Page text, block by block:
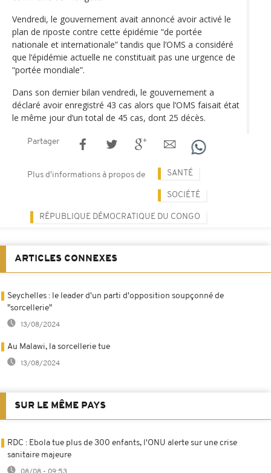
Vendredi, le gouvernement avait annoncé avoir activé le
plan de riposte contre cette épidémie “de portée
nationale et internationale” tandis que l’OMS a considéré
que l‘épidémie actuelle ne constituait pas une urgence de
“portée mondiale”.
Dans son dernier bilan vendredi, le gouvernement a
déclaré avoir enregistré 43 cas alors que l’OMS faisait état
le même jour d’un total de 45 cas, dont 25 décès.
Partager
Plus d'informations à propos de SANTÉ
SOCIÉTÉ
RÉPUBLIQUE DÉMOCRATIQUE DU CONGO
ARTICLES CONNEXES
Seychelles : le leader d'un parti d'opposition soupçonné de
"sorcellerie"
13/08/2024
Au Malawi, la sorcellerie tue
13/08/2024
SUR LE MÊME PAYS
RDC : Ebola tue plus de 300 enfants, l'ONU alerte sur une crise
sanitaire majeure